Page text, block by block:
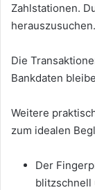
Zahlstationen.
herauszusuchen.
Die
Bankdaten
Weitere
zum idealen
Der
blitzschnell